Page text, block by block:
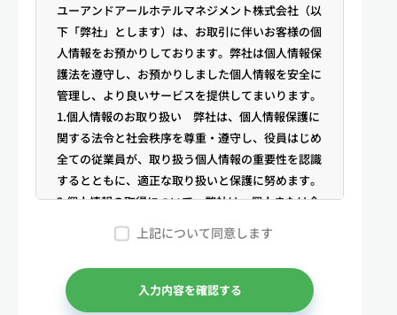
ユーアンドアールホテルマネジメント株式会社（以
下「弊社」とします）は、お取引に伴いお客様の個
人情報をお預かりしております。弊社は個人情報保
護法を遵守し、お預かりしました個人情報を安全に
管理し、より良いサービスを提供してまいります。
1.個人情報のお取り扱い 弊社は、個人情報保護に
関する法令と社会秩序を尊重・遵守し、役員はじめ
全ての従業員が、取り扱う個人情報の重要性を認識
するとともに、適正な取り扱いと保護に努めます。
2.個人情報の取得について 弊社は、個人または企
業からの電話・メール等のお問合せや公開情報（登
記簿謄本、電話帳、インターネット掲載情報等）な
どから適法かつ公正な手段により個人情報を取得い
たします。
3.弊社が保有する個人情報 （1）マンスリー物件
上記について同意します
入力内容を確認する